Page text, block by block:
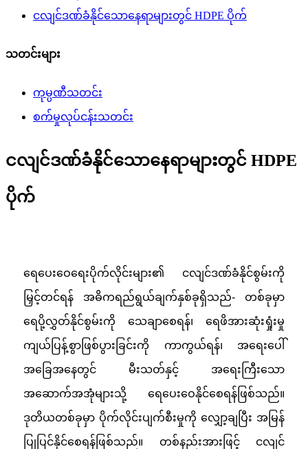
ငလျင်ဒဏ်ခံနိုင်သောနေရာများတွင် HDPE ပိုက်
သတင်းများ
ကုမ္ပဏီသတင်း
စက်မှုလုပ်ငန်းသတင်း
ငလျင်ဒဏ်ခံနိုင်သောနေရာများတွင် HDPE
ပိုက်
ရေပေးဝေရေးပိုက်လိုင်းများ၏ ငလျင်ဒဏ်ခံနိုင်စွမ်းကို
မြှင့်တင်ရန် အဓိကရည်ရွယ်ချက်နှစ်ခုရှိသည်- တစ်ခုမှာ
ရေပို့လွှတ်နိုင်စွမ်းကို သေချာစေရန်၊ ရေဖိအားဆုံးရှုံးမှု
ကျယ်ပြန့်စွာဖြစ်ပွားခြင်းကို ကာကွယ်ရန်၊ အရေးပေါ်
အခြေအနေတွင် မီးသတ်နှင့် အရေးကြီးသော
အဆောက်အအုံများသို့ ရေပေးဝေနိုင်စေရန်ဖြစ်သည်။
ဒုတိယတစ်ခုမှာ ပိုက်လိုင်းပျက်စီးမှုကို လျှော့ချပြီး အမြန်
ပြုပြင်နိုင်စေရန်ဖြစ်သည်။ တစ်နည်းအားဖြင့် ငလျင်